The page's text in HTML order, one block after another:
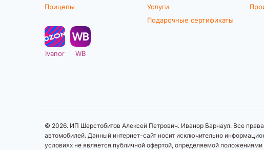
Прицепы
Ivanor WB
Услуги
Подарочные сертификаты
© 2026. ИП Шерстобитов Алексей Петрович. Иванор Барнаул. Все
автомобилей. Данный интернет-сайт носит исключительно
условиях не является публичной офертой, определяемой